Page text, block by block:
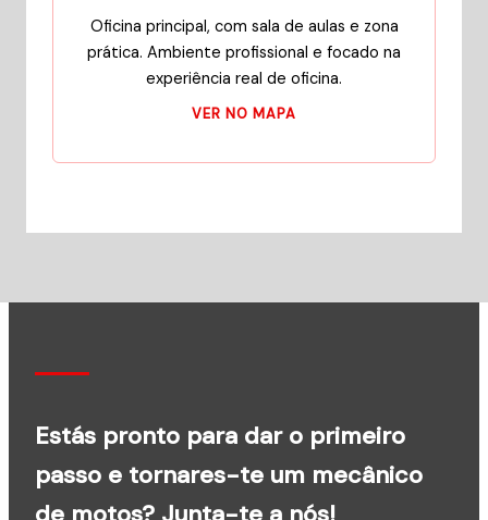
Oficina principal, com sala de aulas e zona
prática. Ambiente profissional e focado na
experiência real de oficina.
VER NO MAPA
Estás pronto para dar o primeiro
passo e tornares-te um mecânico